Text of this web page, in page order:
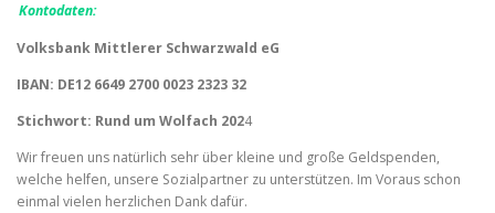
Kontodaten:
Volksbank Mittlerer Schwarzwald eG
IBAN: DE12 6649 2700 0023 2323 32
Stichwort: Rund um Wolfach 2024
Wir freuen uns natürlich sehr über kleine und große Geldspenden,
welche helfen, unsere Sozialpartner zu unterstützen. Im Voraus schon
einmal vielen herzlichen Dank dafür.